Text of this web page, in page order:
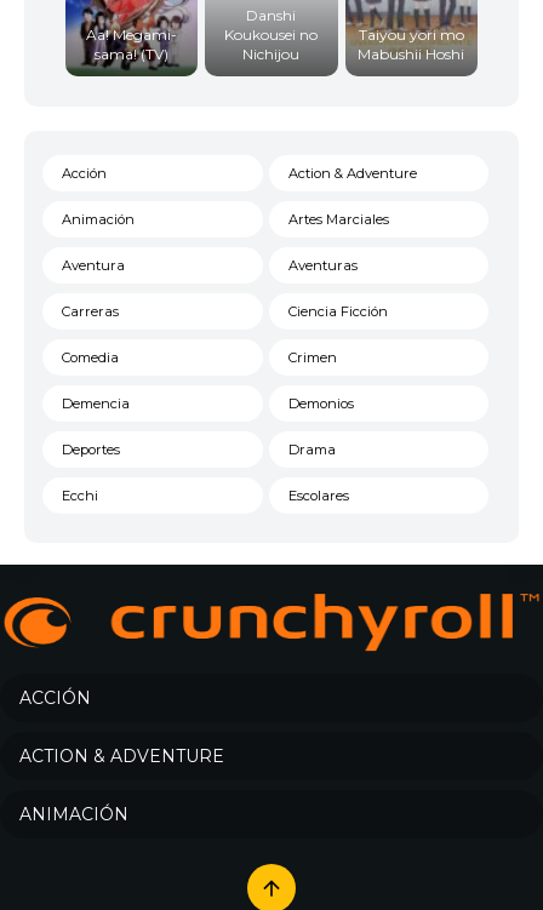
Aa! Megami-
sama! (TV)
Danshi
Koukousei no
Nichijou
Taiyou yori mo
Mabushii Hoshi
Acción Action & Adventure
Animación Artes Marciales
Aventura Aventuras
Carreras Ciencia Ficción
Comedia Crimen
Demencia Demonios
Deportes Drama
Ecchi Escolares
Historico Infantil
Misterio
ACCIÓN
ACTION & ADVENTURE
ANIMACIÓN